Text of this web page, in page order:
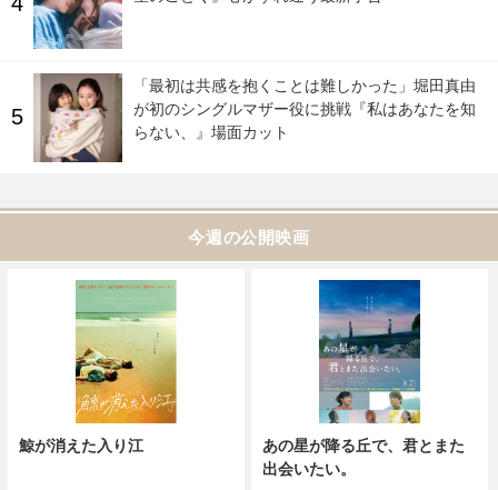
「最初は共感を抱くことは難しかった」堀田真由
が初のシングルマザー役に挑戦『私はあなたを知
らない、』場面カット
今週の公開映画
鯨が消えた入り江
あの星が降る丘で、君とまた
出会いたい。